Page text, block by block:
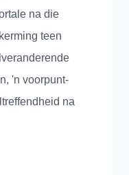
na die
teen
'n voorpunt-
na